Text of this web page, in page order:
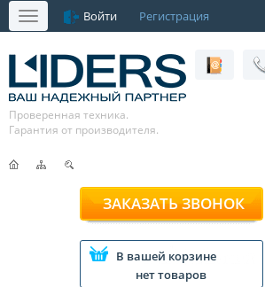
Меню Войти Регистрация
Проверенная техника.
Гарантия от производителя.
ЗАКАЗАТЬ ЗВОНОК
В вашей корзине
нет товаров